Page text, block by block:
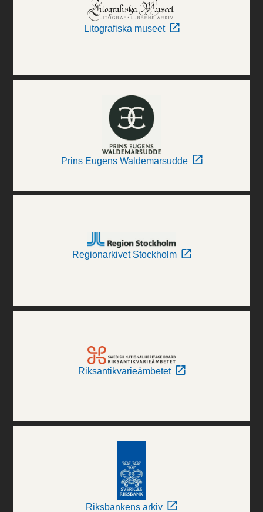
Litografiska museet
Prins Eugens Waldemarsudde
Regionarkivet Stockholm
Riksantikvarieämbetet
Riksbankens arkiv